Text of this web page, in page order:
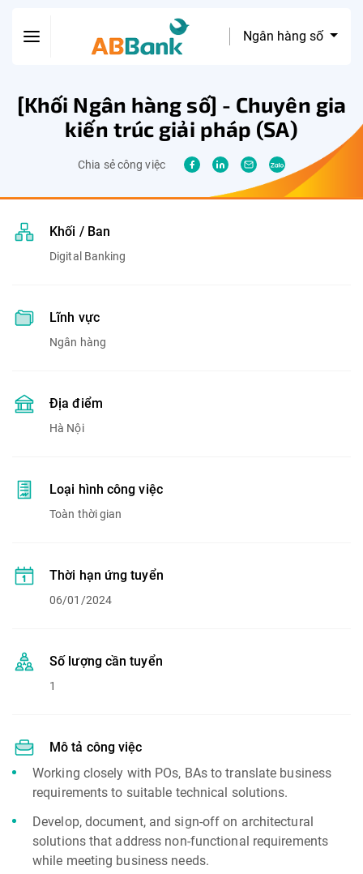
Ngân hàng số
[Khối Ngân hàng số] - Chuyên gia
kiến trúc giải pháp (SA)
Chia sẻ công việc
Khối / Ban
Digital Banking
Lĩnh vực
Ngân hàng
Địa điểm
Hà Nội
Loại hình công việc
Toàn thời gian
Thời hạn ứng tuyển
06/01/2024
Số lượng cần tuyển
1
Mô tả công việc
Working closely with POs, BAs to translate business
requirements to suitable technical solutions.
Develop, document, and sign-off on architectural
solutions that address non-functional requirements
while meeting business needs.